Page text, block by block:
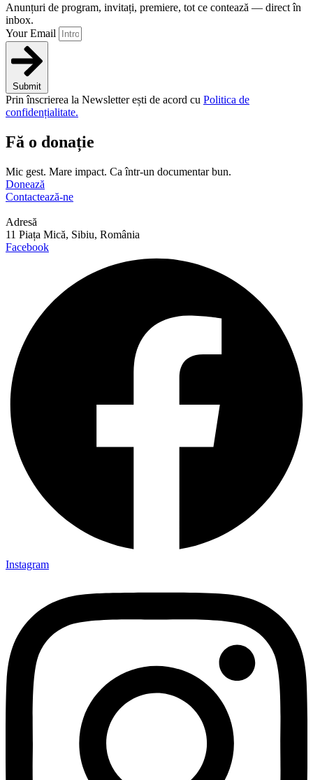
Anunțuri de program, invitați, premiere, tot ce contează — direct în
inbox.
Your Email
Submit
Prin înscrierea la Newsletter ești de acord cu Politica de
confidențialitate.
Fă o donație
Mic gest. Mare impact. Ca într-un documentar bun.
Donează
Contactează-ne
Adresă
11 Piața Mică, Sibiu, România
Facebook
Instagram